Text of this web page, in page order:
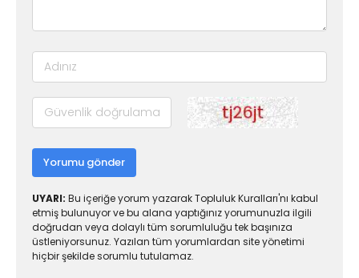
Yorumu gönder
UYARI: Bu içeriğe yorum yazarak Topluluk Kuralları'nı kabul
etmiş bulunuyor ve bu alana yaptığınız yorumunuzla ilgili
doğrudan veya dolaylı tüm sorumluluğu tek başınıza
üstleniyorsunuz. Yazılan tüm yorumlardan site yönetimi
hiçbir şekilde sorumlu tutulamaz.